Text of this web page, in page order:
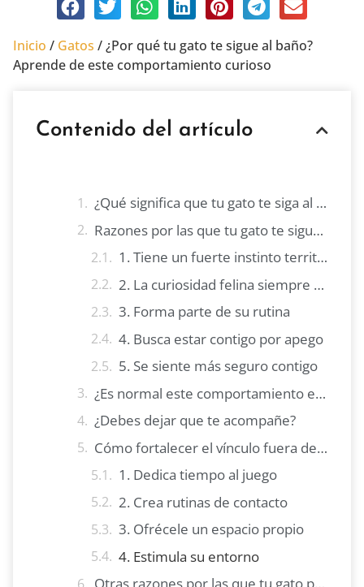
Inicio / Gatos /¿Por qué tu gato te sigue al baño?
Aprende de este comportamiento curioso
Contenido del artículo
¿Qué significa que tu gato te siga al baño?
Razones por las que tu gato te sigue al baño
1. Tiene un fuerte instinto territorial
2. La curiosidad felina siempre está presente
3. Forma parte de su rutina
4. Busca estar contigo por apego
5. Se siente más seguro contigo
¿Es normal este comportamiento extraño?
¿Debes dejar que te acompañe?
Cómo fortalecer el vínculo fuera del baño
1. Dedica tiempo al juego
2. Crea rutinas de contacto
3. Ofrécele un espacio propio
4. Estimula su entorno